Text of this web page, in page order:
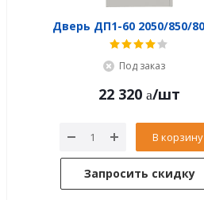
Под заказ
22 320 /шт
В корзину
Запросить скидку